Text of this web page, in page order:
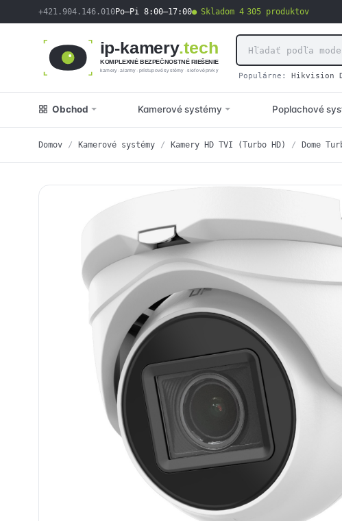
+421.904.146.010Po–Pi 8:00–17:00 Skladom 4 305 produktov
ip-kamery.tech
KOMPLEXNÉ BEZPEČNOSTNÉ RIEŠENIE
kamery · alarmy · prístupové systémy · sieťové prvky
Populárne: Hikvision
Obchod Kamerové systémy Poplachové
Domov / Kamerové systémy / Kamery HD TVI (Turbo HD) / Dome